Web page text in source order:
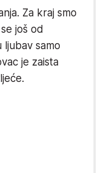
Za kraj smo
još od
samo
je zaista